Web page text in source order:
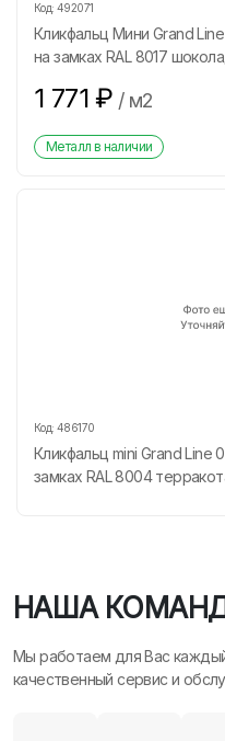
Код: 492071
Кликфальц Мини Grand
на замках RAL 8017
1 771 ₽ / м2
Металл в наличии
Код: 486170
Кликфальц mini Grand Line
замках RAL 8004
НАША
Мы работаем для Вас
качественный сервис и